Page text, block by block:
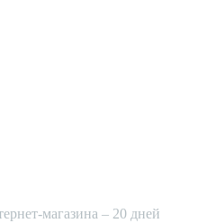
магазина – 20 дней